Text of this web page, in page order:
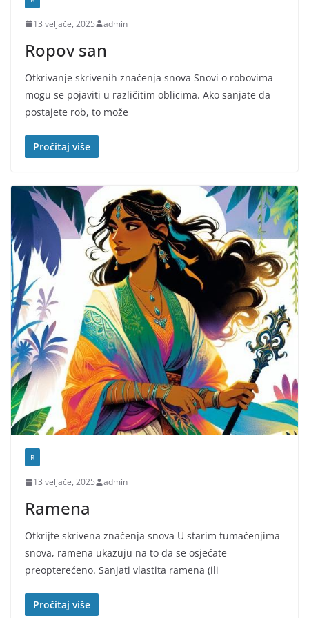
13 veljače, 2025 admin
Ropov san
Otkrivanje skrivenih značenja snova Snovi o robovima
mogu se pojaviti u različitim oblicima. Ako sanjate da
postajete rob, to može
Pročitaj više
R
13 veljače, 2025 admin
Ramena
Otkrijte skrivena značenja snova U starim tumačenjima
snova, ramena ukazuju na to da se osjećate
preopterećeno. Sanjati vlastita ramena (ili
Pročitaj više